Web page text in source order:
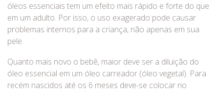
óleos essenciais tem um efeito mais rápido e forte do que
em um adulto. Por isso, o uso exagerado pode causar
problemas internos para a criança, não apenas em sua
pele.
Quanto mais novo o bebê, maior deve ser a diluição do
óleo essencial em um óleo carreador (óleo vegetal). Para
recém nascidos até os 6 meses deve-se colocar no